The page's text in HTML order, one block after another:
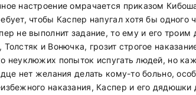
настроение омрачается приказом
чтобы Каспер напугал хотя бы одного
не выполнит задание, то ему и его
и Вонючка, грозит строгое
неуклюжих попыток испугать людей, но
нет желания делать кому-то больно,
наказания, Каспер и его